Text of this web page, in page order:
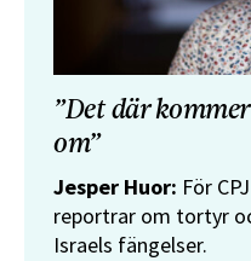
”Det där
om”
Jesper Huor: För
reportrar om tortyr
Israels fängelser.